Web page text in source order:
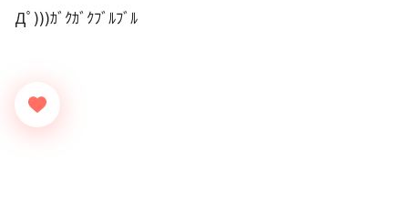
Дﾟ)))ｶﾞｸｶﾞｸﾌﾞﾙﾌﾞﾙ